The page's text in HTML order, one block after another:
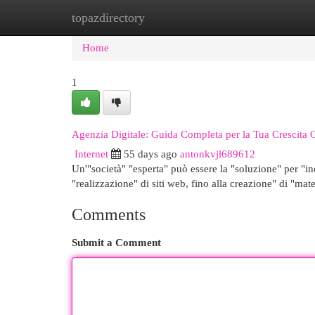
topazdirectory
Home New Site Listings
Home
1
Agenzia Digitale: Guida Completa per la Tua Crescita
Internet 55 days ago antonkvjl689612
Un'"società" "esperta" può essere la "soluzione" per
"realizzazione" di siti web, fino alla creazione" di
Comments
Submit a Comment